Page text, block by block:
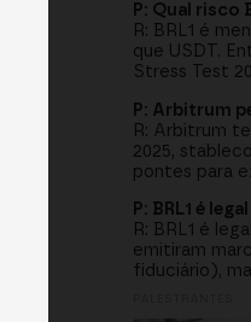
P: Qual risco
R: BRL1 é
que USDT.
Stress Test
P: Arbitrum
R: Arbitrum
2025,
pontes para
P: BRL1 é
R: BRL1 é
emitiram
fiduciário),